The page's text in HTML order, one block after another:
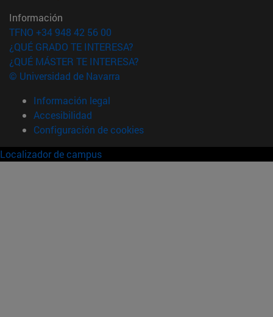
Información
TFNO +34 948 42 56 00
¿QUÉ GRADO TE INTERESA?
¿QUÉ MÁSTER TE INTERESA?
© Universidad de Navarra
Información legal
Accesibilidad
Configuración de cookies
Localizador de campus